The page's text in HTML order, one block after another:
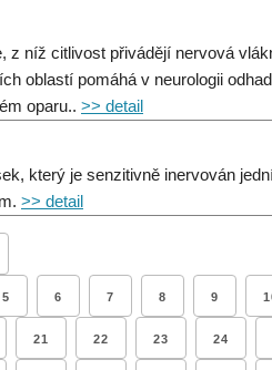
z níž citlivost přivádějí nervová
oblastí pomáhá v neurologii
oparu.. >> detail
který je senzitivně inervován
>> detail
5 6 7 8 9
21 22 23 24